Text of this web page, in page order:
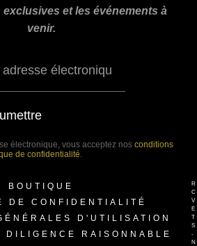
et les événements à
venir.
électronique, vous acceptez nos conditions
de confidentialité
BOUTIQUE
DE CONFIDENTIALITÉ
D'UTILISATION
DILIGENCE RAISONNABLE
-